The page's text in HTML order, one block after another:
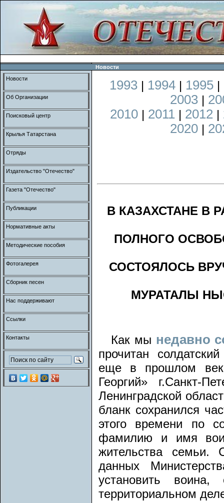
Новости
1993 | 1994 | 1995 |
2003 |
2010 | 2011 | 2012 |
2020 |
В КАЗАХСТАНЕ В
ПОЛНОГО
СОСТОЯЛОСЬ
МУРАТАЛЫ
Как мы недавно
прочитан
еще в прошлом
Георгий» г.Санкт-
Ленинградской
бланк сохранился
этого времени по
фамилию и имя
жительства
данных
установить воина,
территориальном
Новости
Об Организации
Поисковый центр
Крылья Татарстана
Отряды
Издательство "Отечество"
Газета "Отечество"
Публикации
Нормативные акты
Методические пособия
Фотогалерея
Сборник песен
Нас поддерживают
Ссылки
Контакты